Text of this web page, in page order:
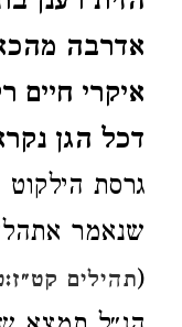
אדרבה
איקרי
דכל הגן
גרסת
שנאמר
(תהילים